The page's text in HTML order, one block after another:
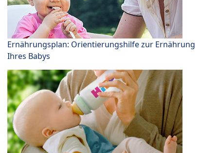
Ernährungsplan: Orientierungshilfe zur Ernährung
Ihres Babys